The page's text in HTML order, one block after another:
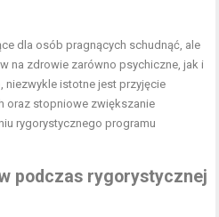
dla osób pragnących schudnąć, ale
na zdrowie zarówno psychiczne, jak i
niezwykle istotne jest przyjęcie
oraz stopniowe zwiększanie
rygorystycznego programu
podczas rygorystycznej